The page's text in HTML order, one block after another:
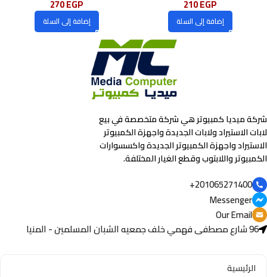
210EGP
إضافة إلى السلة
270EGP
إضافة إلى السلة
شركة ميديا كمبيوتر هي شركة متخصصة في بيع
لابات الاستيراد ولابات الجديدة واجهزة الكمبيوتر
الاستيراد واجهزة الكمبيوتر الجديدة واكسسوارات
الكمبيوتر واللابتوب وقطع الغيار المختلفة.
201065271400+
Messenger
Our Email
96 شارع مصطفى فهمي خلف جمعيه الشبان المسلمين - المنيا
الرئيسية